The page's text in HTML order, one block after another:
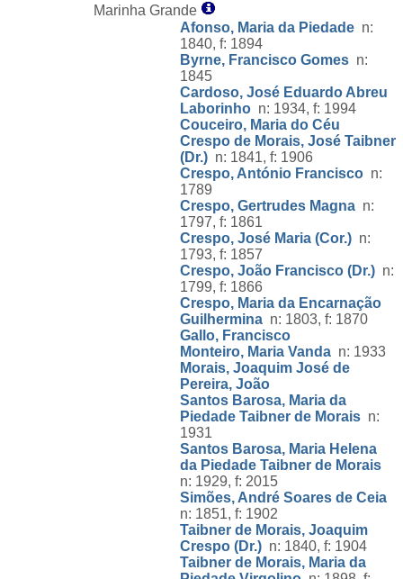
Marinha Grande
Afonso, Maria da Piedade n:
1840, f: 1894
Byrne, Francisco Gomes n:
1845
Cardoso, José Eduardo Abreu
Laborinho n: 1934, f: 1994
Couceiro, Maria do Céu
Crespo de Morais, José Taibner
(Dr.) n: 1841, f: 1906
Crespo, António Francisco n:
1789
Crespo, Gertrudes Magna n:
1797, f: 1861
Crespo, José Maria (Cor.) n:
1793, f: 1857
Crespo, João Francisco (Dr.) n:
1799, f: 1866
Crespo, Maria da Encarnação
Guilhermina n: 1803, f: 1870
Gallo, Francisco
Monteiro, Maria Vanda n: 1933
Morais, Joaquim José de
Pereira, João
Santos Barosa, Maria da
Piedade Taibner de Morais n:
1931
Santos Barosa, Maria Helena
da Piedade Taibner de Morais
n: 1929, f: 2015
Simões, André Soares de Ceia
n: 1851, f: 1902
Taibner de Morais, Joaquim
Crespo (Dr.) n: 1840, f: 1904
Taibner de Morais, Maria da